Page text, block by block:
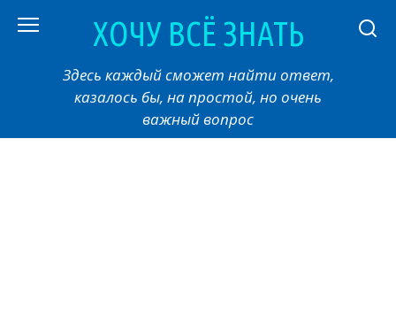
ХОЧУ ВСЁ ЗНАТЬ
Здесь каждый сможет найти ответ,
казалось бы, на простой, но очень
важный вопрос